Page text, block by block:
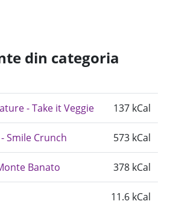
din categoria
- Take it Veggie 137 kCal
Smile Crunch 573 kCal
Banato 378 kCal
11.6 kCal